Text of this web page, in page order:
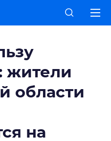
жители
области
на